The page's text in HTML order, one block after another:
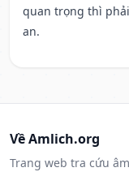
quan trọng thì
an.
Về Amlich.org
Trang web tra cứu